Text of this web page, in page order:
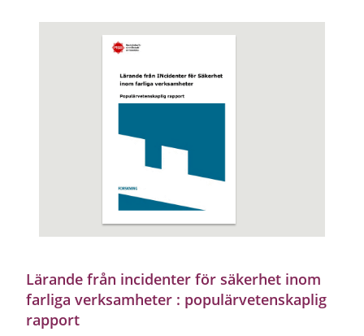
Lärande från incidenter för säkerhet inom
farliga verksamheter : populärvetenskaplig
rapport